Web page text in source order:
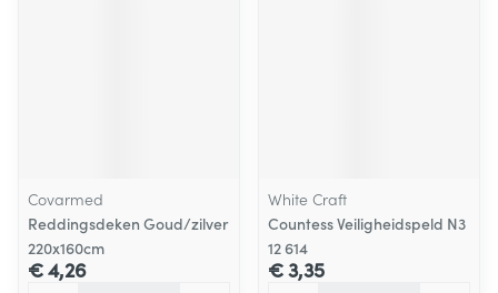
Covarmed
Reddingsdeken Goud/zilver
220x160cm
€ 4,26
White Craft
Countess Veiligheidspeld N3
12 614
€ 3,35